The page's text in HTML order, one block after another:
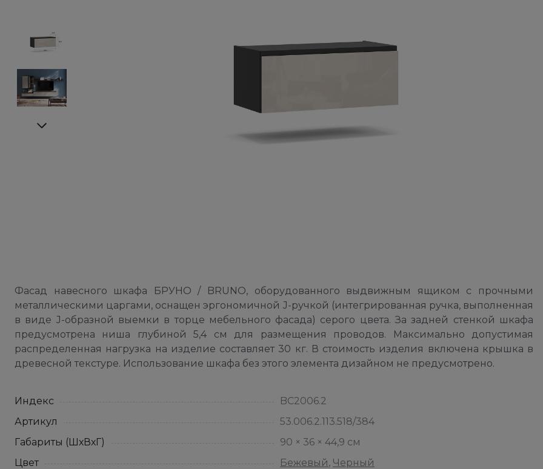
Фасад навесного шкафа БРУНО / BRUNO, оборудованного выдвижным ящиком с прочными
металлическими царгами, оснащен эргономичной J-ручкой (интегрированная ручка, выполненная
в виде J-образной выемки в торце мебельного фасада) серого цвета. За задней стенкой шкафа
предусмотрена ниша глубиной 5,4 см для размещения проводов. Максимально допустимая
распределенная нагрузка на изделие составляет 30 кг. В стоимость изделия включена крышка в
древесной текстуре. Использование шкафа без этого элемента дизайном не предусмотрено.
Индекс
BC2006.2
Артикул
53.006.2.113.518/384
Габариты (ШхВхГ)
90 × 36 × 44,9 см
Цвет
Бежевый, Черный